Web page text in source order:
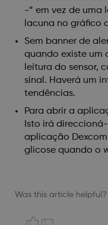
-” em vez de uma
lacuna no gráfico
Sem banner de
quando existe um
leitura do sensor,
sinal. Haverá um
tendências.
Para abrir a
Isto irá
aplicação
glicose quando o
Was this article helpful?